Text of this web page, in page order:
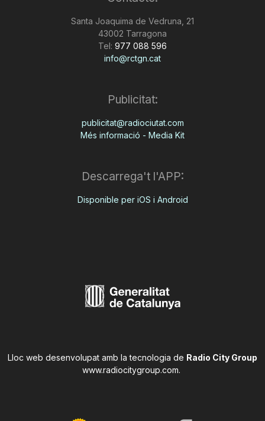
Santa Joaquima de Vedruna, 21
43002 Tarragona
Tel: 977 088 596
info@rctgn.cat
Publicitat:
publicitat@radiociutat.com
Més informació - Media Kit
Descarrega't l'APP:
Disponible per iOS i Android
Lloc web desenvolupat amb la tecnologia de Radio City Group
www.radiocitygroup.com.